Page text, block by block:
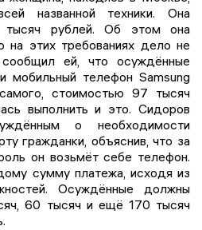
названной техники. Она
тысяч рублей. Об этом она
этих требованиях дело не
сообщил ей, что осуждённые
мобильный телефон Samsung
стоимостью 97 тысяч
выполнить и это. Сидоров
о необходимости
гражданки, объяснив, что за
он возьмёт себе телефон.
сумму платежа, исходя из
Осуждённые должны
60 тысяч и ещё 170 тысяч